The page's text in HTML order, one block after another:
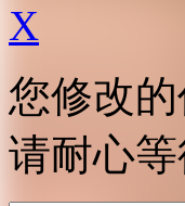
X
您修改
请耐心